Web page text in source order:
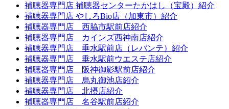
補聴器専門店 補聴器センターたかはし（宝殿）紹介
補聴器専門店 やしろBio店（加東市）紹介
補聴器専門店 西脇市駅前店紹介
補聴器専門店 カインズ西神南店紹介
補聴器専門店 垂水駅前店（レバンテ）紹介
補聴器専門店 垂水駅前ウエステ店紹介
補聴器専門店 阪神御影駅前店紹介
補聴器専門店 烏丸御池店紹介
補聴器専門店 北摂店紹介
補聴器専門店 名谷駅前店紹介